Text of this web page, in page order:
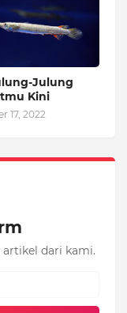
Julung
Kini
17, 2022
dari kami.